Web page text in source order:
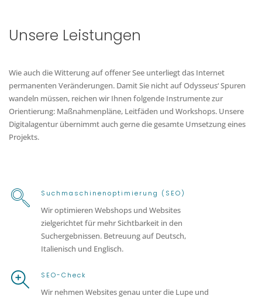
Unsere Leistungen
Wie auch die Witterung auf offener See unterliegt das Internet
permanenten Veränderungen. Damit Sie nicht auf Odysseus‘ Spuren
wandeln müssen, reichen wir Ihnen folgende Instrumente zur
Orientierung: Maßnahmenpläne, Leitfäden und Workshops. Unsere
Digitalagentur übernimmt auch gerne die gesamte Umsetzung eines
Projekts.
Suchmaschinenoptimierung (SEO)
Wir optimieren Webshops und Websites
zielgerichtet für mehr Sichtbarkeit in den
Suchergebnissen. Betreuung auf Deutsch,
Italienisch und Englisch.
SEO-Check
Wir nehmen Websites genau unter die Lupe und